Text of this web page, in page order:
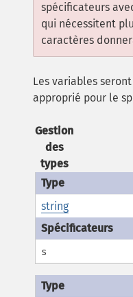
spécificateurs
qui nécessitent
caractères
Les variables
approprié pour le
Gestion
des
types
string
s